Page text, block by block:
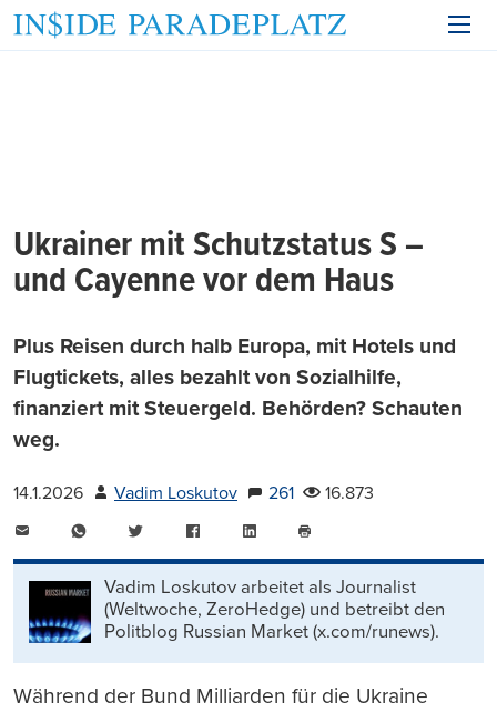
Ukrainer mit Schutzstatus S –
und Cayenne vor dem Haus
Plus Reisen durch halb Europa, mit Hotels und
Flugtickets, alles bezahlt von Sozialhilfe,
finanziert mit Steuergeld. Behörden? Schauten
weg.
14.1.2026 Vadim Loskutov 261
16.873
WhatsAppTwitter FacebookLinkedIn
drucken
Vadim Loskutov arbeitet als Journalist
(Weltwoche, ZeroHedge) und betreibt den
Politblog Russian Market (x.com/runews).
Während der Bund Milliarden für die Ukraine